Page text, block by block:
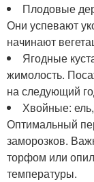
Плодовые
Они успевают
начинают
Ягодные
жимолость.
на следующий
Хвойные:
Оптимальный
заморозков.
торфом или
температуры.